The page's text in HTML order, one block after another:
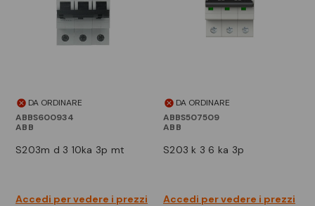
DA ORDINARE
ABBS600934
ABB
s203m d 3 10ka 3p mt
Accedi per vedere i prezzi
DA ORDINARE
ABBS507509
ABB
s203 k 3 6 ka 3p
Accedi per vedere i prezzi